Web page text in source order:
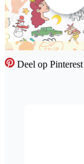
Deel op Pinterest